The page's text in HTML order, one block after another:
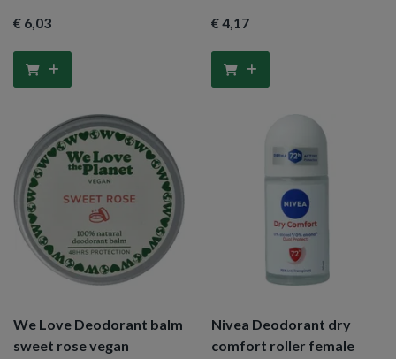
€ 6,03 € 4,17
We Love Deodorant balm
sweet rose vegan
Nivea Deodorant dry
comfort roller female